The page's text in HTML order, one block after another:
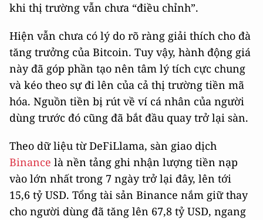
khi thị trường vẫn chưa “điều chỉnh”.
Hiện vẫn chưa có lý do rõ ràng giải thích cho đà
tăng trưởng của Bitcoin. Tuy vậy, hành động giá
này đã góp phần tạo nên tâm lý tích cực chung
và kéo theo sự đi lên của cả thị trường tiền mã
hóa. Nguồn tiền bị rút về ví cá nhân của người
dùng trước đó cũng đã bắt đầu quay trở lại sàn.
Theo dữ liệu từ DeFiLlama, sàn giao dịch
Binance là nền tảng ghi nhận lượng tiền nạp
vào lớn nhất trong 7 ngày trở lại đây, lên tới
15,6 tỷ USD. Tổng tài sản Binance nắm giữ thay
cho người dùng đã tăng lên 67,8 tỷ USD, ngang